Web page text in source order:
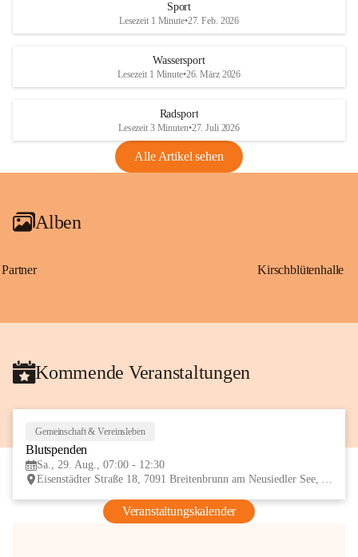
Rebe und der Amerikanischen
Anhang VBl. EU Nr. 18
1 Seite•1,4 MB
VBl. EU Nr. 18_2026
Sport
Lesezeit 1 Minute•27. Feb. 2026
Wassersport
Lesezeit 1 Minute•26. März 2026
Radsport
Lesezeit 3 Minuten•27. Juli 2026
Alle Artikel sehen
Alben
Partner Kirschblütenhalle
Kommende Veranstaltungen
Gemeinschaft & Vereinsleben
Blutspenden
Sa., 29. Aug., 07:00 - 12:30
Eisenstädter Straße 18, 7091 Breitenbrunn am Neusiedler See, AUT
Veranstaltungskalender